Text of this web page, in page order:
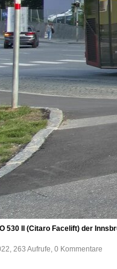
530 II (Citaro Facelift) der
263 Aufrufe, 0 Kommentare